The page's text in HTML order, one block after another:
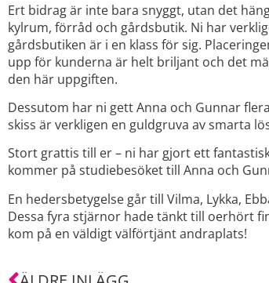
Ert bidrag är inte bara snyggt, utan det
kylrum, förråd och gårdsbutik. Ni har
gårdsbutiken är i en klass för sig.
upp för kunderna är helt briljant och det
den här uppgiften.
Dessutom har ni gett Anna och Gunnar
skiss är verkligen en guldgruva av smarta
Stort grattis till er – ni har gjort ett
kommer på studiebesöket till Anna och
En hedersbetygelse går till Vilma, Lykka,
Dessa fyra stjärnor hade tänkt till oerhört
kom på en väldigt välförtjänt andraplats!